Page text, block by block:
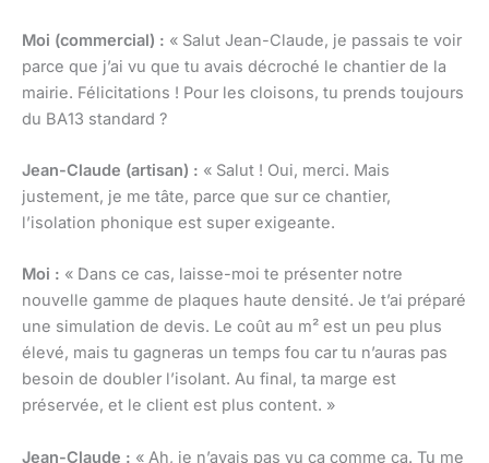
Moi (commercial) : « Salut Jean-Claude, je passais te voir
parce que j’ai vu que tu avais décroché le chantier de la
mairie. Félicitations ! Pour les cloisons, tu prends toujours
du BA13 standard ?
Jean-Claude (artisan) : « Salut ! Oui, merci. Mais
justement, je me tâte, parce que sur ce chantier,
l’isolation phonique est super exigeante.
Moi : « Dans ce cas, laisse-moi te présenter notre
nouvelle gamme de plaques haute densité. Je t’ai préparé
une simulation de devis. Le coût au m² est un peu plus
élevé, mais tu gagneras un temps fou car tu n’auras pas
besoin de doubler l’isolant. Au final, ta marge est
préservée, et le client est plus content. »
Jean-Claude : « Ah, je n’avais pas vu ça comme ça. Tu me